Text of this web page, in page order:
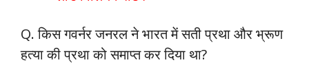
Q. किस गवर्नर जनरल ने भारत में सती प्रथा और भ्रूण
हत्या की प्रथा को समाप्त कर दिया था?